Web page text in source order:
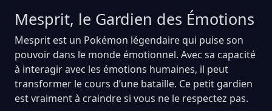
Mesprit, le Gardien des Émotions
Mesprit est un Pokémon légendaire qui puise son
pouvoir dans le monde émotionnel. Avec sa capacité
à interagir avec les émotions humaines, il peut
transformer le cours d’une bataille. Ce petit gardien
est vraiment à craindre si vous ne le respectez pas.